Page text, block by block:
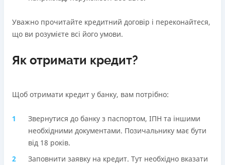
Уважно прочитайте кредитний договір і переконайтеся,
що ви розумієте всі його умови.
Як отримати кредит?
Щоб отримати кредит у банку, вам потрібно:
Звернутися до банку з паспортом, ІПН та іншими
необхідними документами. Позичальнику має бути
від 18 років.
Заповнити заявку на кредит. Тут необхідно вказати